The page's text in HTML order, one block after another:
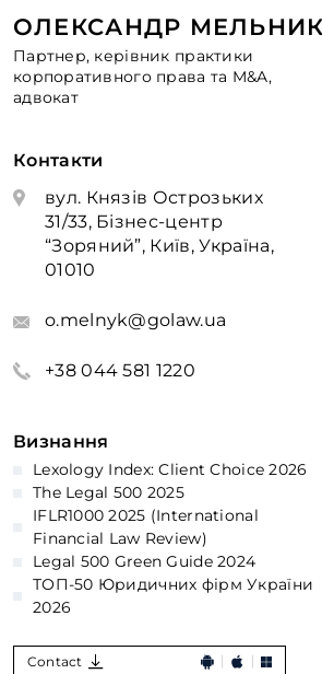
ОЛЕКСАНДР МЕЛЬНИК
Партнер, керівник практики
корпоративного права та M&A,
адвокат
Контакти
вул. Князів Острозьких
31/33, Бізнес-центр
“Зоряний”, Київ, Україна,
01010
o.melnyk@golaw.ua
+38 044 581 1220
Визнання
Lexology Index: Client Choice 2026
The Legal 500 2025
IFLR1000 2025 (International
Financial Law Review)
Legal 500 Green Guide 2024
ТОП-50 Юридичних фірм України
2026
Contact